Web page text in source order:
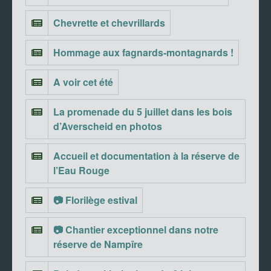
Chevrette et chevrillards
Hommage aux fagnards-montagnards !
A voir cet été
La promenade du 5 juillet dans les bois
d’Averscheid en photos
Accueil et documentation à la réserve de
l’Eau Rouge
📷 Florilège estival
📷 Chantier exceptionnel dans notre
réserve de Nampîre